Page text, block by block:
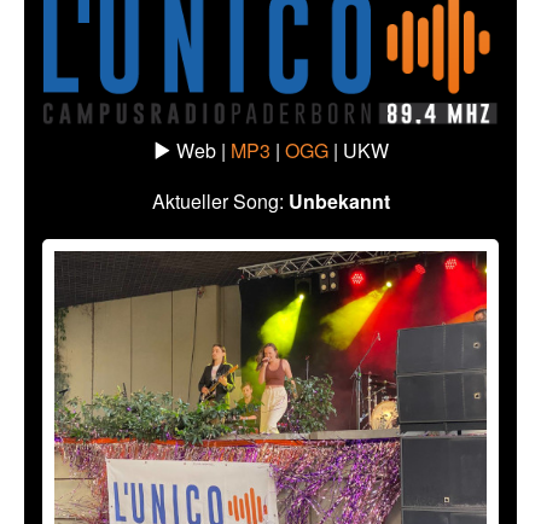
Web | MP3 | OGG | UKW
Aktueller Song: Unbekannt